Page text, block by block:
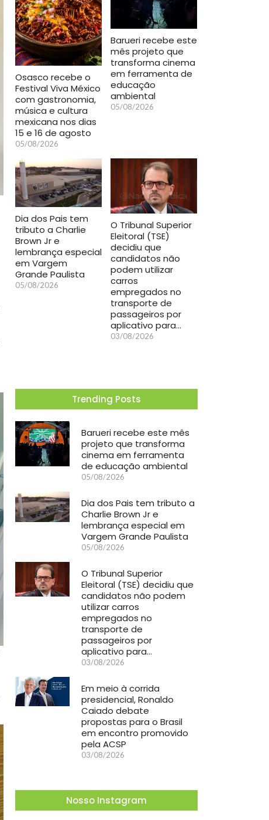
Osasco recebe o
Festival Viva México
com gastronomia,
música e cultura
mexicana nos dias
15 e 16 de agosto
05/08/2026
Barueri recebe este
mês projeto que
transforma cinema
em ferramenta de
educação
ambiental
05/08/2026
Dia dos Pais tem
tributo a Charlie
Brown Jr e
lembrança especial
em Vargem
Grande Paulista
05/08/2026
O Tribunal Superior
Eleitoral (TSE)
decidiu que
candidatos não
podem utilizar
carros
empregados no
transporte de
passageiros por
aplicativo para…
03/08/2026
Trending Posts
Barueri recebe este mês
projeto que transforma
cinema em ferramenta
de educação ambiental
05/08/2026
Dia dos Pais tem tributo a
Charlie Brown Jr e
lembrança especial em
Vargem Grande Paulista
05/08/2026
O Tribunal Superior
Eleitoral (TSE) decidiu que
candidatos não podem
utilizar carros
empregados no
transporte de
passageiros por
aplicativo para…
03/08/2026
Em meio à corrida
presidencial, Ronaldo
Caiado debate
propostas para o Brasil
em encontro promovido
pela ACSP
03/08/2026
Nosso Instagram